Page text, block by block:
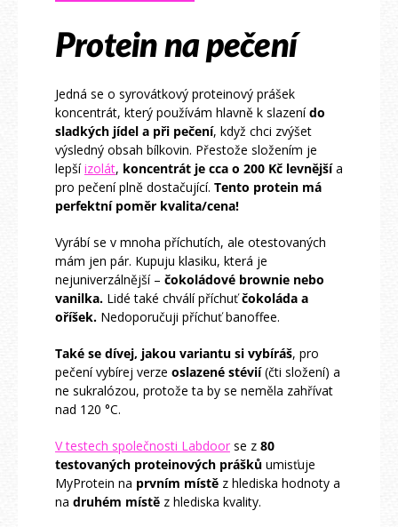
Protein na pečení
Jedná se o syrovátkový proteinový prášek
koncentrát, který používám hlavně k slazenído
sladkých jídel a při pečení, když chci zvýšet
výsledný obsah bílkovin. Přestože složením je
lepšíizolát, koncentrát je cca o 200 Kč levnějšía
pro pečení plně dostačující. Tento protein má
perfektní poměr kvalita/cena!
Vyrábí se v mnoha příchutích, ale otestovaných
mám jen pár. Kupuju klasiku, která je
nejuniverzálnější – čokoládové brownie nebo
vanilka. Lidé také chválí příchuťčokoláda a
oříšek. Nedoporučuji příchuť banoffee.
Také se dívej, jakou variantu si vybíráš, pro
pečení vybírej verze oslazené stévií(čti složení) a
ne sukralózou, protože ta by se neměla zahřívat
nad 120 °C.
V testech společnosti Labdoor se z 80
testovaných proteinových prášků umisťuje
MyProtein na prvním místě z hlediska hodnoty a
na druhém místě z hlediska kvality.